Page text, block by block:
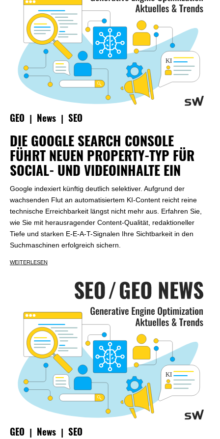
GEO News SEO
DIE GOOGLE SEARCH CONSOLE
FÜHRT NEUEN PROPERTY-TYP FÜR
SOCIAL- UND VIDEOINHALTE EIN
Google indexiert künftig deutlich selektiver. Aufgrund der
wachsenden Flut an automatisiertem KI-Content reicht reine
technische Erreichbarkeit längst nicht mehr aus. Erfahren Sie,
wie Sie mit herausragender Content-Qualität, redaktioneller
Tiefe und starken E-E-A-T-Signalen Ihre Sichtbarkeit in den
Suchmaschinen erfolgreich sichern.
WEITERLESEN
GEO News SEO